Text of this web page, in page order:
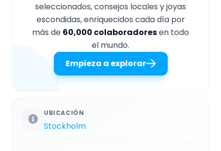
seleccionados, consejos locales y joyas
escondidas, enriquecidos cada día por
más de 60,000 colaboradoresen todo
el mundo.
Empieza a explorar
UBICACIÓN
Stockholm